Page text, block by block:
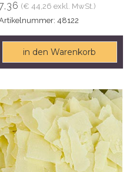
(€ 44,26 exkl. MwSt.)
48122
in den Warenkorb